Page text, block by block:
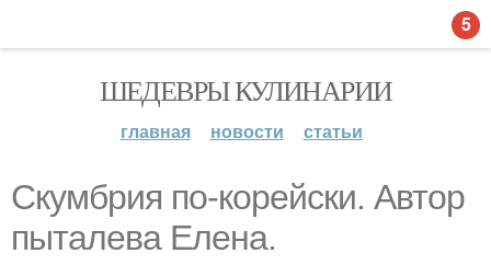
ШЕДЕВРЫ КУЛИНАРИИ
главная новости статьи
Скумбрия по-корейски. Автор
пыталева Елена.
5